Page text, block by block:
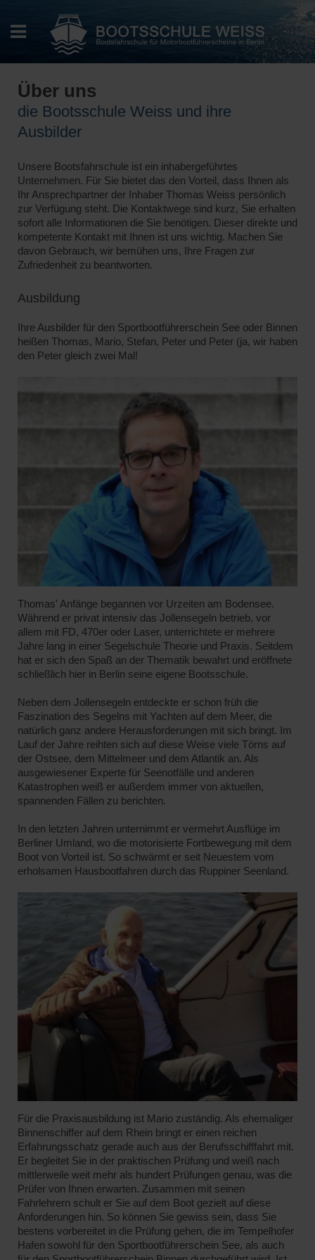
Über uns
die Bootsschule Weiss und ihre
Ausbilder
Unsere Bootsfahrschule ist ein inhabergeführtes
Unternehmen. Für Sie bietet das den Vorteil, dass Ihnen als
Ihr Ansprechpartner der Inhaber Thomas Weiss persönlich
zur Verfügung steht. Die Kontaktwege sind kurz, Sie erhalten
sofort alle Informationen die Sie benötigen. Dieser direkte und
kompetente Kontakt mit Ihnen ist uns wichtig. Machen Sie
davon Gebrauch, wir bemühen uns, Ihre Fragen zur
Zufriedenheit zu beantworten.
Ausbildung
Ihre Ausbilder für den Sportbootführerschein See oder Binnen
heißen Thomas, Mario, Stefan, Peter und Peter (ja, wir haben
den Peter gleich zwei Mal!
Thomas' Anfänge begannen vor Urzeiten am Bodensee.
Während er privat intensiv das Jollensegeln betrieb, vor
allem mit FD, 470er oder Laser, unterrichtete er mehrere
Jahre lang in einer Segelschule Theorie und Praxis. Seitdem
hat er sich den Spaß an der Thematik bewahrt und eröffnete
schließlich hier in Berlin seine eigene Bootsschule.
Neben dem Jollensegeln entdeckte er schon früh die
Faszination des Segelns mit Yachten auf dem Meer, die
natürlich ganz andere Herausforderungen mit sich bringt. Im
Lauf der Jahre reihten sich auf diese Weise viele Törns auf
der Ostsee, dem Mittelmeer und dem Atlantik an. Als
ausgewiesener Experte für Seenotfälle und anderen
Katastrophen weiß er außerdem immer von aktuellen,
spannenden Fällen zu berichten.
In den letzten Jahren unternimmt er vermehrt Ausflüge im
Berliner Umland, wo die motorisierte Fortbewegung mit dem
Boot von Vorteil ist. So schwärmt er seit Neuestem vom
erholsamen Hausbootfahren durch das Ruppiner Seenland.
Für die Praxisausbildung ist Mario zuständig. Als ehemaliger
Binnenschiffer auf dem Rhein bringt er einen reichen
Erfahrungsschatz gerade auch aus der Berufsschifffahrt mit.
Er begleitet Sie in der praktischen Prüfung und weiß nach
mittlerweile weit mehr als hundert Prüfungen genau, was die
Prüfer von Ihnen erwarten. Zusammen mit seinen
Fahrlehrern schult er Sie auf dem Boot gezielt auf diese
Anforderungen hin. So können Sie gewiss sein, dass Sie
bestens vorbereitet in die Prüfung gehen, die im Tempelhofer
Hafen sowohl für den Sportbootführerschein See, als auch